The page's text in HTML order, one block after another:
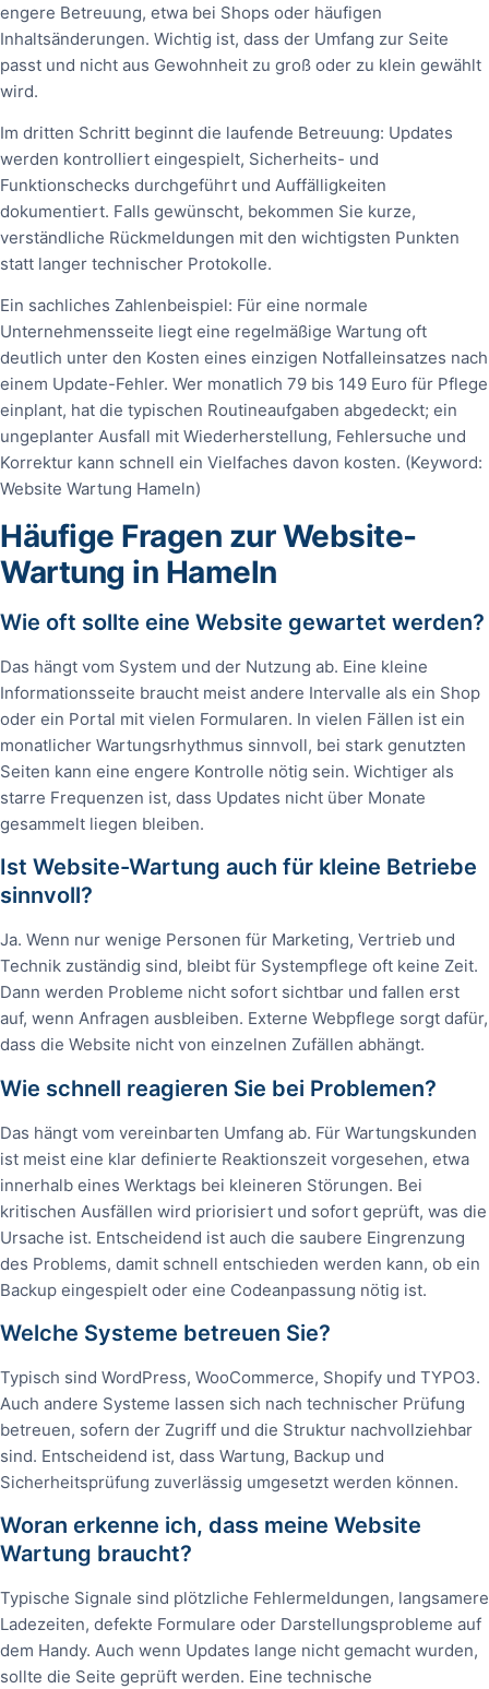
engere Betreuung, etwa bei Shops oder häufigen
Inhaltsänderungen. Wichtig ist, dass der Umfang zur Seite
passt und nicht aus Gewohnheit zu groß oder zu klein gewählt
wird.
Im dritten Schritt beginnt die laufende Betreuung: Updates
werden kontrolliert eingespielt, Sicherheits- und
Funktionschecks durchgeführt und Auffälligkeiten
dokumentiert. Falls gewünscht, bekommen Sie kurze,
verständliche Rückmeldungen mit den wichtigsten Punkten
statt langer technischer Protokolle.
Ein sachliches Zahlenbeispiel: Für eine normale
Unternehmensseite liegt eine regelmäßige Wartung oft
deutlich unter den Kosten eines einzigen Notfalleinsatzes nach
einem Update-Fehler. Wer monatlich 79 bis 149 Euro für Pflege
einplant, hat die typischen Routineaufgaben abgedeckt; ein
ungeplanter Ausfall mit Wiederherstellung, Fehlersuche und
Korrektur kann schnell ein Vielfaches davon kosten. (Keyword:
Website Wartung Hameln)
Häufige Fragen zur Website-
Wartung in Hameln
Wie oft sollte eine Website gewartet werden?
Das hängt vom System und der Nutzung ab. Eine kleine
Informationsseite braucht meist andere Intervalle als ein Shop
oder ein Portal mit vielen Formularen. In vielen Fällen ist ein
monatlicher Wartungsrhythmus sinnvoll, bei stark genutzten
Seiten kann eine engere Kontrolle nötig sein. Wichtiger als
starre Frequenzen ist, dass Updates nicht über Monate
gesammelt liegen bleiben.
Ist Website-Wartung auch für kleine Betriebe
sinnvoll?
Ja. Wenn nur wenige Personen für Marketing, Vertrieb und
Technik zuständig sind, bleibt für Systempflege oft keine Zeit.
Dann werden Probleme nicht sofort sichtbar und fallen erst
auf, wenn Anfragen ausbleiben. Externe Webpflege sorgt dafür,
dass die Website nicht von einzelnen Zufällen abhängt.
Wie schnell reagieren Sie bei Problemen?
Das hängt vom vereinbarten Umfang ab. Für Wartungskunden
ist meist eine klar definierte Reaktionszeit vorgesehen, etwa
innerhalb eines Werktags bei kleineren Störungen. Bei
kritischen Ausfällen wird priorisiert und sofort geprüft, was die
Ursache ist. Entscheidend ist auch die saubere Eingrenzung
des Problems, damit schnell entschieden werden kann, ob ein
Backup eingespielt oder eine Codeanpassung nötig ist.
Welche Systeme betreuen Sie?
Typisch sind WordPress, WooCommerce, Shopify und TYPO3.
Auch andere Systeme lassen sich nach technischer Prüfung
betreuen, sofern der Zugriff und die Struktur nachvollziehbar
sind. Entscheidend ist, dass Wartung, Backup und
Sicherheitsprüfung zuverlässig umgesetzt werden können.
Woran erkenne ich, dass meine Website
Wartung braucht?
Typische Signale sind plötzliche Fehlermeldungen, langsamere
Ladezeiten, defekte Formulare oder Darstellungsprobleme auf
dem Handy. Auch wenn Updates lange nicht gemacht wurden,
sollte die Seite geprüft werden. Eine technische